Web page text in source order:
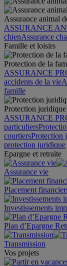
Assurance animal
ASSURANCE
chienAssurance
Famille et loisirs
Protection de la
ASSURANCE
accidents de la vie
famille
Protection juridique
ASSURANCE
particuliers
courtiersProtection
protection juridique
Epargne et retraite
Assurance vie
Placement
Investissements
Plan d’Epargne
Transmission
Vos projets